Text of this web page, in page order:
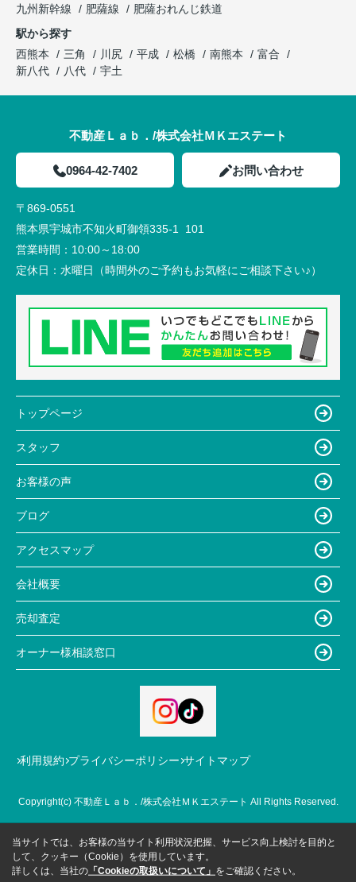
九州新幹線
肥薩線
肥薩おれんじ鉄道
駅から探す
西熊本
三角 川尻 平成 松橋 南熊本
富合
新八代
八代 宇土
不動産Ｌａｂ．/株式会社ＭＫエステート
0964-42-7402 お問い合わせ
〒869-0551
熊本県宇城市不知火町御領335-1 101
営業時間： 10:00～18:00
定休日： 水曜日（時間外のご予約もお気軽にご相談下さい♪）
トップページ
スタッフ
お客様の声
ブログ
アクセスマップ
会社概要
売却査定
オーナー様相談窓口
利用規約 プライバシーポリシー サイトマップ
Copyright(c) 不動産Ｌａｂ．/株式会社ＭＫエステート All Rights Reserved.
当サイトでは、お客様の当サイト利用状況把握、サービス向上検討を目的と
して、クッキー（Cookie）を使用しています。
詳しくは、当社の 「Cookieの取扱いについて」 をご確認ください。